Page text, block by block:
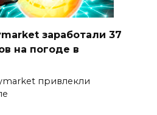
заработали 37
на погоде в
привлекли